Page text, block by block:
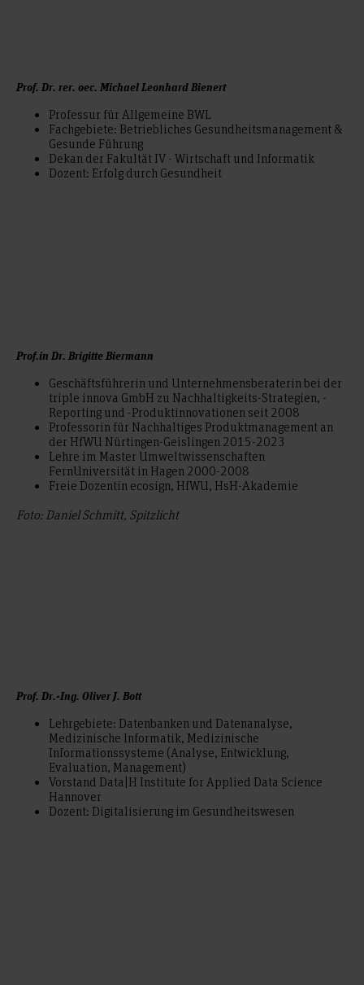
Prof. Dr. rer. oec. Michael Leonhard Bienert
Professur für Allgemeine BWL
Fachgebiete: Betriebliches Gesundheitsmanagement &
Gesunde Führung
Dekan der Fakultät IV - Wirtschaft und Informatik
Dozent: Erfolg durch Gesundheit
Prof.in Dr. Brigitte Biermann
Geschäftsführerin und Unternehmensberaterin bei der
triple innova GmbH zu Nachhaltigkeits-Strategien, -
Reporting und -Produktinnovationen seit 2008
Professorin für Nachhaltiges Produktmanagement an
der HfWU Nürtingen-Geislingen 2015-2023
Lehre im Master Umweltwissenschaften
FernUniversität in Hagen 2000-2008
Freie Dozentin ecosign, HfWU, HsH-Akademie
Foto: Daniel Schmitt, Spitzlicht
Prof. Dr.-Ing. Oliver J. Bott
Lehrgebiete: Datenbanken und Datenanalyse,
Medizinische Informatik, Medizinische
Informationssysteme (Analyse, Entwicklung,
Evaluation, Management)
Vorstand Data|H Institute for Applied Data Science
Hannover
Dozent: Digitalisierung im Gesundheitswesen